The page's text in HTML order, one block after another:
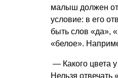
малыш должен
условие: в его
быть слов «да»,
«белое».
— Какого цвета
Нельзя отвечать